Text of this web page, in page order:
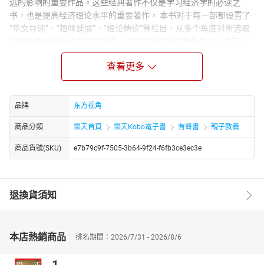
远的影响的重要作品。这些经典著作不仅是学习经济学的必读之
书，也是提高经济理论水平的重要著作。 本书对于每一部都设置了
“华文导读”、“趣味延展”、“理论精读”等栏目，从多个角度对所选取
主要著作等信息做了简单介绍，是读者对所选取的著作有一个整体
上的把握； “趣味延展”介绍了与名著或作者相关的一些逸闻趣事，
增加了本书的可读性与趣味性，同时又可以开阔读者的视野； “理论
精读”部分精粹阐述了名著的理论要点，让读者既不必纠缠于原著晦
涩的文字，又能把握名著的理论精髓。想这些流芳百世的经典之作
必将给每一位读者以智慧的启迪。
查看更多
品牌 东方视角
商品分類 樂天首頁 樂天Kobo電子書 有聲書 親子教養
商品貨號(SKU) e7b79c9f-7505-3b64-9f24-f6fb3ce3ec3e
退換貨須知
本店熱銷商品 排名期間：2026/7/31 - 2026/8/6